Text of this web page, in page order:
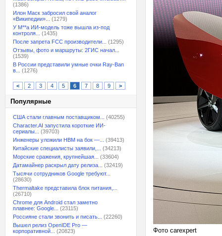
(1386)
Илон Маск забросил свой аналог
«Википедии»...
(1279)
У M**a ИИ-модель тоже вышла из-под
контроля...
(1435)
После запрета FCC производители...
(1295)
Отзывы, фото и маршруты: 2ГИС начал...
(1539)
В России представили умные очки Ray-Ban
в...
(1276)
< 2 3 4 5 6 7 8 9 >
Популярные
США стали главным поставщиком...
(40255)
Character.AI запустила короткие ИИ-
сериалы...
(39703)
Инженеры уложили HBM на бок —...
(39413)
Китайские специалисты заявили,...
(34213)
Морские сражения, крупнейшая...
(33604)
Датамайнер раскрыл дату релиза...
(32419)
Тысячи сотрудников Google требуют...
(28630)
Thermaltake представила блок питания,...
(26710)
Chrome для Android стал заметно
плавнее: Google...
(23115)
Россияне стали звонить и писать...
(22260)
Вышел релиз OpenIDE Pro —
корпоративной...
(20823)
Фото carexpert